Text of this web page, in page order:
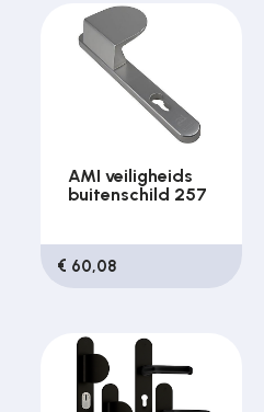
AMI veiligheids
buitenschild 257
€ 60,08